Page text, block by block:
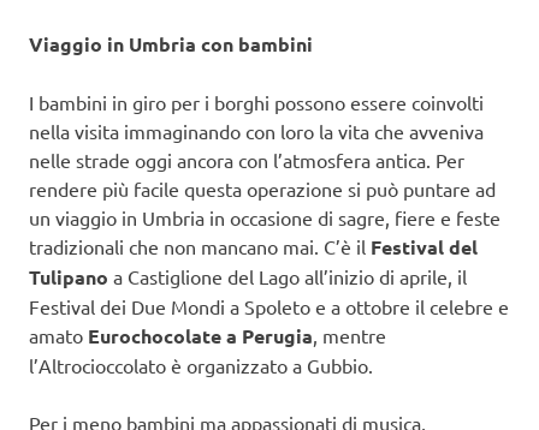
Viaggio in Umbria con bambini
I bambini in giro per i borghi possono essere coinvolti
nella visita immaginando con loro la vita che avveniva
nelle strade oggi ancora con l’atmosfera antica. Per
rendere più facile questa operazione si può puntare ad
un viaggio in Umbria in occasione di sagre, fiere e feste
tradizionali che non mancano mai. C’è il Festival del
Tulipano a Castiglione del Lago all’inizio di aprile, il
Festival dei Due Mondi a Spoleto e a ottobre il celebre e
amato Eurochocolate a Perugia, mentre
l’Altrocioccolato è organizzato a Gubbio.
Per i meno bambini ma appassionati di musica,